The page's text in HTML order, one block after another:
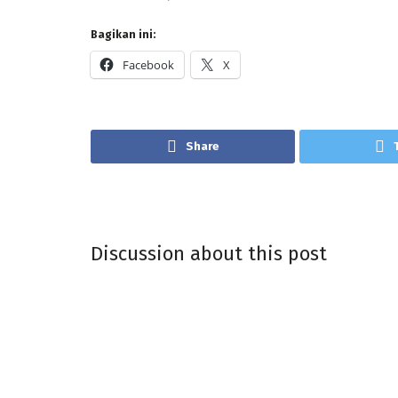
Bagikan ini:
Facebook X
Share
Discussion about this post